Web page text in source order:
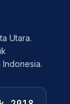
Utara.